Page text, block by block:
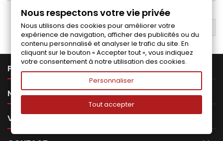
RETOUR EN HAUT
PRODUITS
NOTRE SOCIÉTÉ 
VOTRE COMPTE 
Nous respectons votre vie privée
Nous utilisons des cookies pour améliorer votre
expérience de navigation, afficher des publicités ou du
contenu personnalisé et analyser le trafic du site. En
cliquant sur le bouton « Accepter tout », vous indiquez
votre consentement à notre utilisation des cookies.
Personnaliser
Tout accepter